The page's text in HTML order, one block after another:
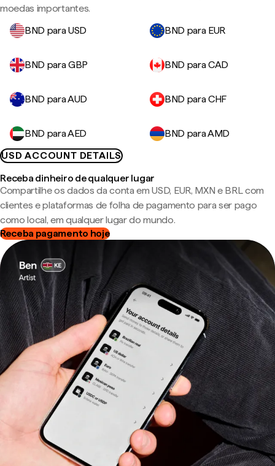
moedas importantes.
BND para USD
BND para EUR
BND para GBP BND para CAD
BND para AUD BND para CHF
BND para AED
BND para AMD
USD ACCOUNT DETAILS
Receba dinheiro de qualquer lugar
Compartilhe os dados da conta em USD, EUR, MXN e BRL com
clientes e plataformas de folha de pagamento para ser pago
como local, em qualquer lugar do mundo.
Receba pagamento hoje